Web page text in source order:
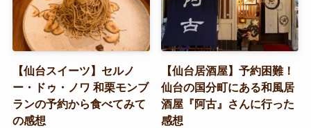
【仙台スイーツ】セルノ
ー・ドゥ・ノワ 和栗モンブ
ランの予約から食べてみて
の感想
【仙台居酒屋】予約困難！
仙台の国分町にある和風居
酒屋『阿古』さんに行った
感想